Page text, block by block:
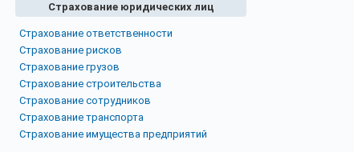
Страхование юридических лиц
Страхование ответственности
Страхование рисков
Страхование грузов
Страхование строительства
Страхование сотрудников
Страхование транспорта
Страхование имущества предприятий